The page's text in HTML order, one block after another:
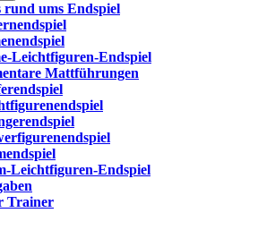
rund ums Endspiel
Leichtfiguren-Endspiel
Mattführungen
Leichtfiguren-Endspiel
Trainer